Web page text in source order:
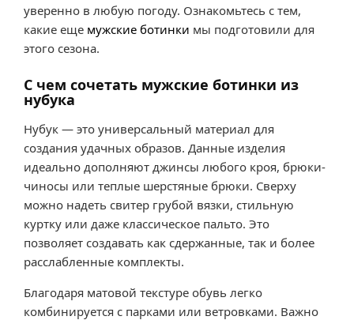
уверенно в любую погоду. Ознакомьтесь с тем,
какие еще мужские ботинки мы подготовили для
этого сезона.
С чем сочетать мужские ботинки из
нубука
Нубук — это универсальный материал для
создания удачных образов. Данные изделия
идеально дополняют джинсы любого кроя, брюки-
чиносы или теплые шерстяные брюки. Сверху
можно надеть свитер грубой вязки, стильную
куртку или даже классическое пальто. Это
позволяет создавать как сдержанные, так и более
расслабленные комплекты.
Благодаря матовой текстуре обувь легко
комбинируется с парками или ветровками. Важно